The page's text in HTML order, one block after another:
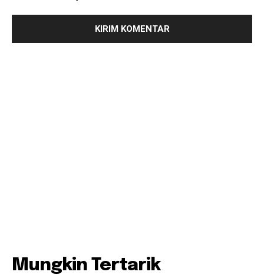
Mungkin Tertarik